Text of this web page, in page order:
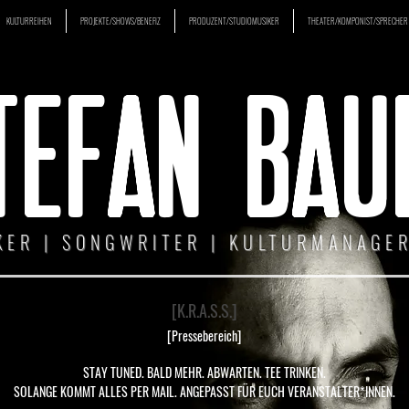
KULTURREIHEN PROJEKTE/SHOWS/BENEFIZ PRODUZENT/STUDIOMUSIKER THEATER/KOMPONIST/SPRECHER
[K.R.A.S.S.]
[Pressebereich]
STAY TUNED. BALD MEHR. ABWARTEN. TEE TRINKEN.
SOLANGE KOMMT ALLES PER MAIL. ANGEPASST FÜR EUCH VERANSTALTER*INNEN.
| SONGWRITER |